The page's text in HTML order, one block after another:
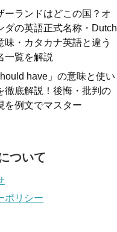
ーランドはどこの国？オ
ダの英語正式名称・Dutch
味・カタカナ英語と違う
一覧を解説
have」の意味と使い
徹底解説！後悔・批判の
を例文でマスター
ついて
ポリシー